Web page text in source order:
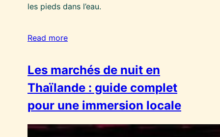
les pieds dans l’eau.
Read more
Les marchés de nuit en
Thaïlande : guide complet
pour une immersion locale